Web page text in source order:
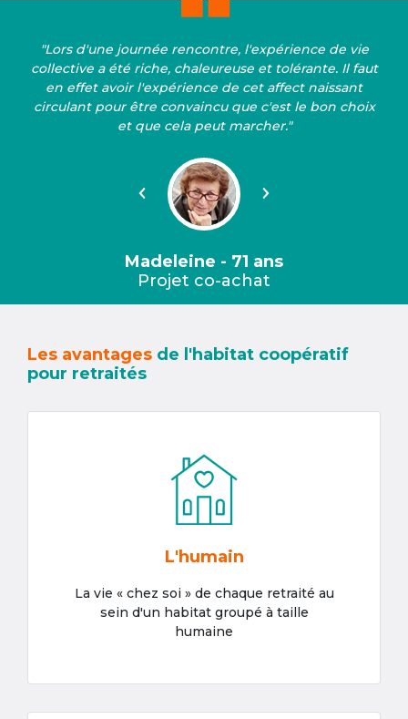
"Lors d'une journée rencontre, l'expérience de vie
collective a été riche, chaleureuse et tolérante. Il faut
en effet avoir l'expérience de cet affect naissant
circulant pour être convaincu que c'est le bon choix
et que cela peut marcher."
Précédent Suivant
Madeleine - 71 ans
Projet co-achat
Les avantages de l'habitat coopératif
pour retraités
L'humain
La vie « chez soi » de chaque retraité au
sein d'un habitat groupé à taille
humaine